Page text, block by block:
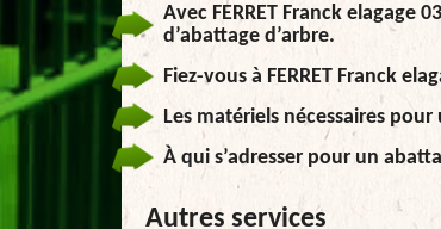
Avec FERRET Franck elagage
d’abattage d’arbre.
Fiez-vous à FERRET Franck
Les matériels nécessaires
À qui s’adresser pour un
Autres services